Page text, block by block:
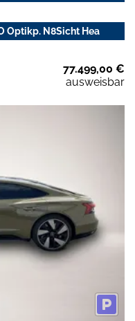
Optikp. N8Sicht Hea
77.499,00 €
ausweisbar